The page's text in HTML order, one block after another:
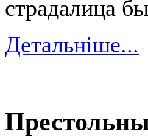
страдалица
Детальніше...